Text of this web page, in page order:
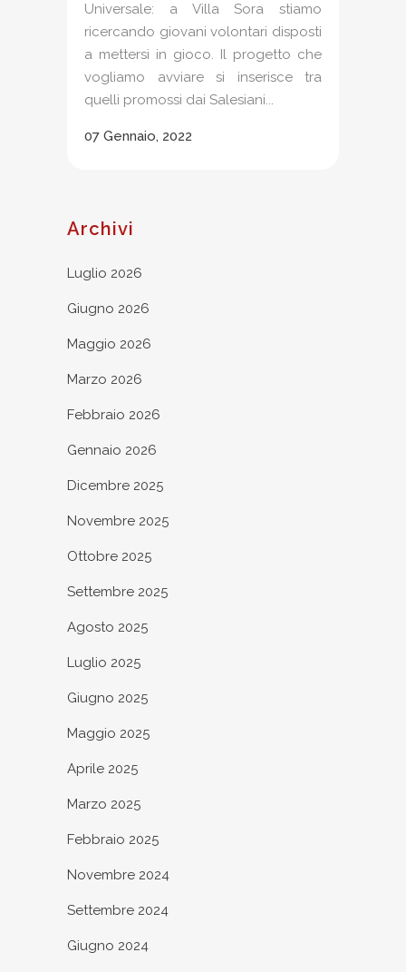
Universale: a Villa Sora stiamo
ricercando giovani volontari disposti
a mettersi in gioco. Il progetto che
vogliamo avviare si inserisce tra
quelli promossi dai Salesiani...
07 Gennaio, 2022
Archivi
Luglio 2026
Giugno 2026
Maggio 2026
Marzo 2026
Febbraio 2026
Gennaio 2026
Dicembre 2025
Novembre 2025
Ottobre 2025
Settembre 2025
Agosto 2025
Luglio 2025
Giugno 2025
Maggio 2025
Aprile 2025
Marzo 2025
Febbraio 2025
Novembre 2024
Settembre 2024
Giugno 2024